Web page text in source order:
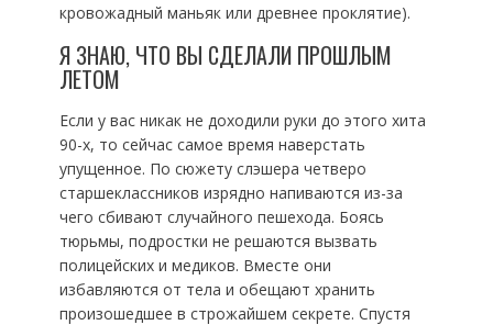
кровожадный маньяк или древнее проклятие).
Я ЗНАЮ, ЧТО ВЫ СДЕЛАЛИ ПРОШЛЫМ
ЛЕТОМ
Если у вас никак не доходили руки до этого хита
90-х, то сейчас самое время наверстать
упущенное. По сюжету слэшера четверо
старшеклассников изрядно напиваются из-за
чего сбивают случайного пешехода. Боясь
тюрьмы, подростки не решаются вызвать
полицейских и медиков. Вместе они
избавляются от тела и обещают хранить
произошедшее в строжайшем секрете. Спустя